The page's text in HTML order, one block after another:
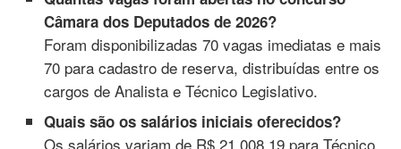
Câmara dos Deputados de 2026?
Foram disponibilizadas 70 vagas imediatas e mais
70 para cadastro de reserva, distribuídas entre os
cargos de Analista e Técnico Legislativo.
Quais são os salários iniciais oferecidos?
Os salários variam de R$ 21.008,19 para Técnico